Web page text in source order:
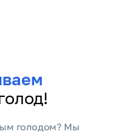
голодом? Мы